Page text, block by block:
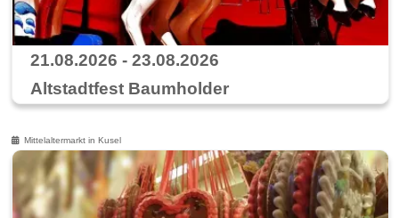
21.08.2026 - 23.08.2026
Altstadtfest Baumholder
Mittelaltermarkt in Kusel